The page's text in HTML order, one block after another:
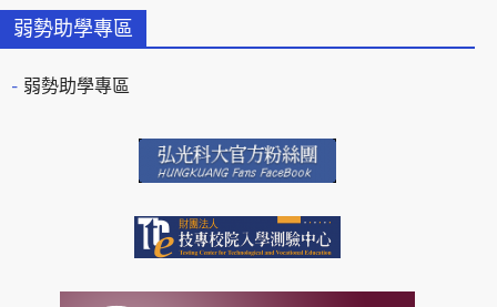
弱勢助學專區
弱勢助學專區